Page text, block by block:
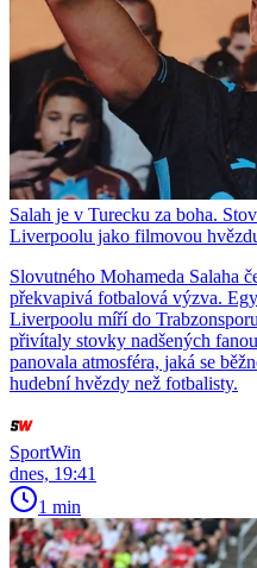
Salah je v Turecku za boha.
Liverpoolu jako filmovou
Slovutného Mohameda Salaha
překvapivá fotbalová výzva.
Liverpoolu míří do
přivítaly stovky nadšených
panovala atmosféra, jaká se
hudební hvězdy než fotbalisty.
SportWin
dnes, 19:41
1 min